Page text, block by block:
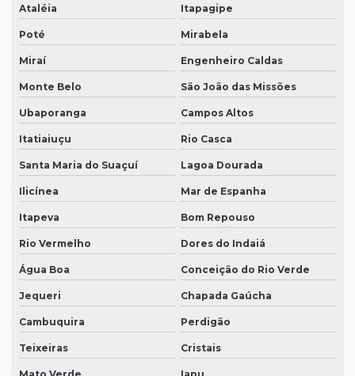
Ataléia Itapagipe
Poté Mirabela
Miraí Engenheiro Caldas
Monte Belo São João das Missões
Ubaporanga Campos Altos
Itatiaiuçu Rio Casca
Santa Maria do Suaçuí Lagoa Dourada
Ilicínea Mar de Espanha
Itapeva Bom Repouso
Rio Vermelho Dores do Indaiá
Água Boa Conceição do Rio Verde
Jequeri Chapada Gaúcha
Cambuquira Perdigão
Teixeiras Cristais